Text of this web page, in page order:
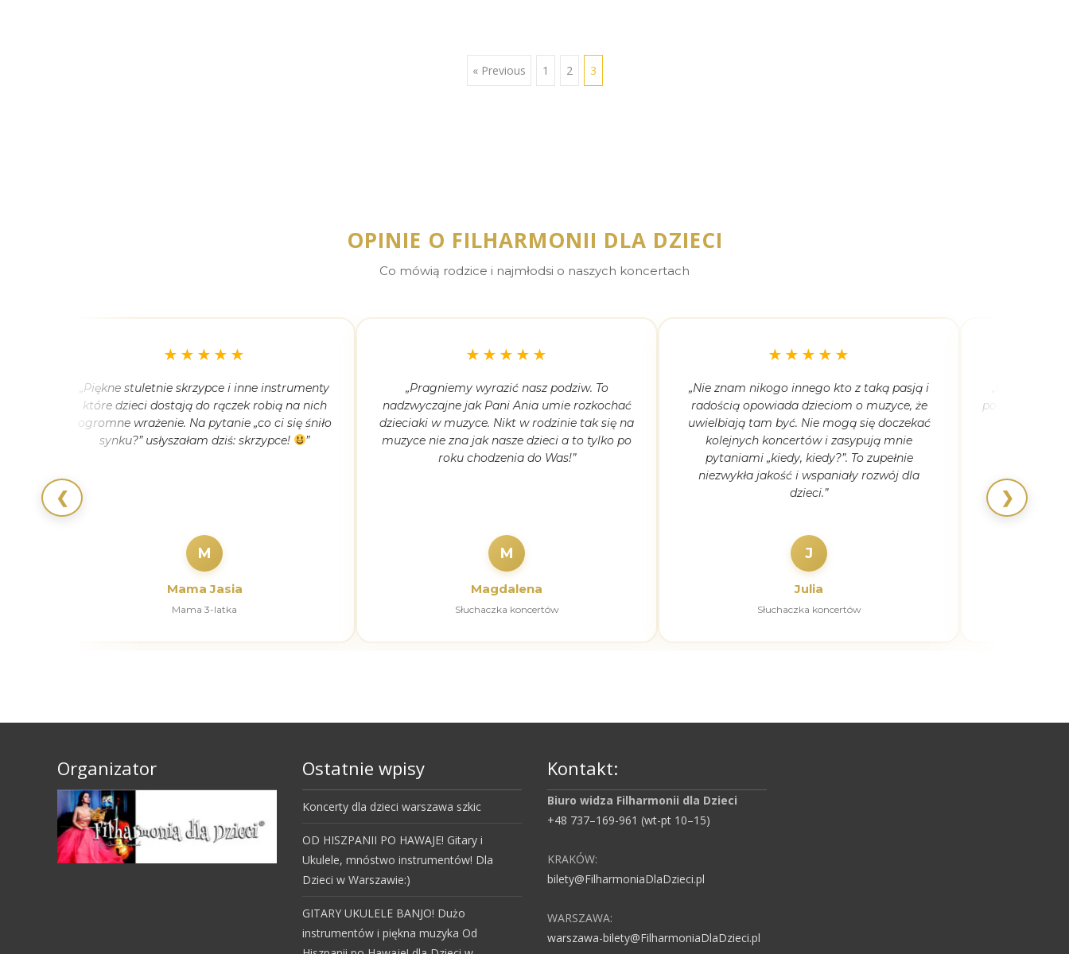
« Previous 1 2 3
OPINIE O FILHARMONII DLA DZIECI
Co mówią rodzice i najmłodsi o naszych koncertach
❮
★★★★★
„Piękne stuletnie skrzypce i inne instrumenty
które dzieci dostają do rączek robią na nich
ogromne wrażenie. Na pytanie „co ci się śniło
synku?” usłyszałam dziś: skrzypce!
”
M
Mama Jasia
Mama 3-latka
★★★★★
„Pragniemy wyrazić nasz podziw. To
nadzwyczajne jak Pani Ania umie rozkochać
dzieciaki w muzyce. Nikt w rodzinie tak się na
muzyce nie zna jak nasze dzieci a to tylko po
roku chodzenia do Was!”
M
Magdalena
Słuchaczka koncertów
★★★★★
„Nie znam nikogo innego kto z taką pasją i
radością opowiada dzieciom o muzyce, że
uwielbiają tam być. Nie mogą się doczekać
kolejnych koncertów i zasypują mnie
pytaniami „kiedy, kiedy?”. To zupełnie
niezwykła jakość i wspaniały rozwój dla
dzieci.”
J
Julia
Słuchaczka koncertów
powiedziała,
❯
Organizator Ostatnie wpisy
Koncerty dla dzieci warszawa szkic
OD HISZPANII PO HAWAJE! Gitary i
Ukulele, mnóstwo instrumentów! Dla
Dzieci w Warszawie:)
GITARY UKULELE BANJO! Dużo
instrumentów i piękna muzyka Od
Kontakt:
Biuro widza Filharmonii dla Dzieci
+48 737–169-961 (wt-pt 10–15)
KRAKÓW:
bilety@FilharmoniaDlaDzieci.pl
WARSZAWA:
warszawa-bilety@FilharmoniaDlaDzieci.pl